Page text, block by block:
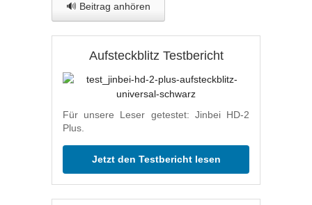
🔊 Beitrag anhören
Aufsteckblitz Testbericht
Für unsere Leser getestet: Jinbei HD-2
Plus.
Jetzt den Testbericht lesen